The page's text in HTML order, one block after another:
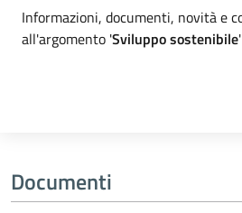
Dettagli
Informazioni, documenti, novità e
all'argomento 'Sviluppo sostenibile'
Documenti